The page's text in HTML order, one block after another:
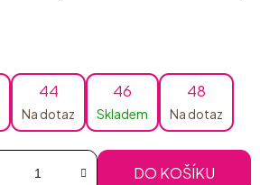
44
Na dotaz
46
Skladem
48
Na dotaz
DO KOŠÍKU